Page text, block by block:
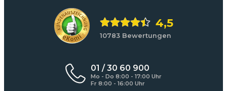
4,5
10783 Bewertungen
01 / 30 60 900
Mo - Do 8:00 - 17:00 Uhr
Fr 8:00 - 16:00 Uhr